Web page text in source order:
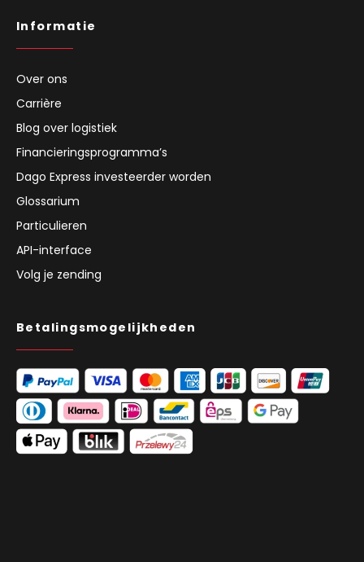
Informatie
Over ons
Carrière
Blog over logistiek
Financieringsprogramma’s
Dago Express investeerder worden
Glossarium
Particulieren
API-interface
Volg je zending
Betalingsmogelijkheden